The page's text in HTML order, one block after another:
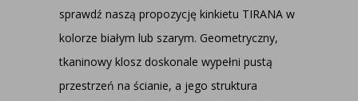
sprawdź naszą propozycję kinkietu TIRANA w
kolorze białym lub szarym. Geometryczny,
tkaninowy klosz doskonale wypełni pustą
przestrzeń na ścianie, a jego struktura